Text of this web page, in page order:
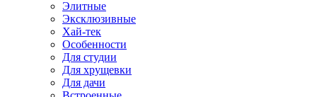
Элитные
Эксклюзивные
Хай-тек
Особенности
Для студии
Для хрущевки
Для дачи